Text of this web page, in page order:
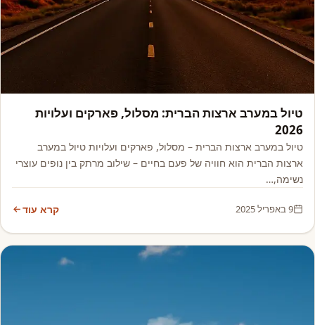
טיול במערב ארצות הברית: מסלול, פארקים ועלויות
2026
טיול במערב ארצות הברית – מסלול, פארקים ועלויות טיול במערב
ארצות הברית הוא חוויה של פעם בחיים – שילוב מרתק בין נופים עוצרי
נשימה,…
9 באפריל 2025 קרא עוד